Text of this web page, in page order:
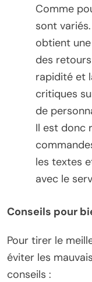
Comme
sont
obtient
des
rapidité et
critiques
de
Il est donc
les textes
avec le
Conseils pour
Pour tirer le
éviter les
conseils :